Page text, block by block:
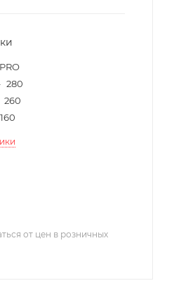
280
260
160
от цен в розничных